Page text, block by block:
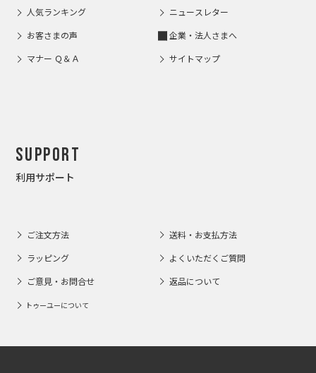
人気ランキング ニュースレター
お客さまの声 企業・法人さまへ
マナー Ｑ＆Ａ サイトマップ
Support
利用サポート
ご注文方法 送料・お支払方法
ラッピング よくいただくご質問
ご意見・お問合せ 返品について
トゥーユーについて